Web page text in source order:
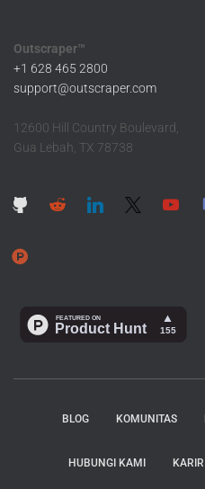
Outscraper™
+1 628 465 2800
support@outscraper.com
12600 Hill Country Boulevard,
Gua Lebah, TX 78738
BLOG KOMUNITAS
HUBUNGI KAMI KARIR